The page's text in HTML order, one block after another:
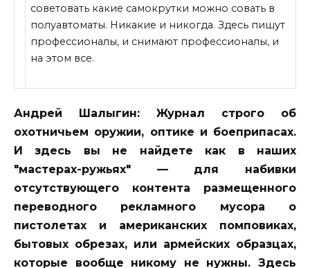
советовать какие самокрутки можно совать в
полуавтоматы. Никакие и никогда. Здесь пишут
профессионалы, и снимают профессионалы, и
на этом все.
Андрей Шалыгин: Журнал строго об
охотничьем оружии, оптике и боеприпасах.
И здесь вы не найдете как в наших
"мастерах-ружьях" — для набивки
отсутствующего контента размещенного
переводного рекламного мусора о
пистолетах и американских помповиках,
бытовых обрезах, или армейских образцах,
которые вообще никому не нужны. Здесь